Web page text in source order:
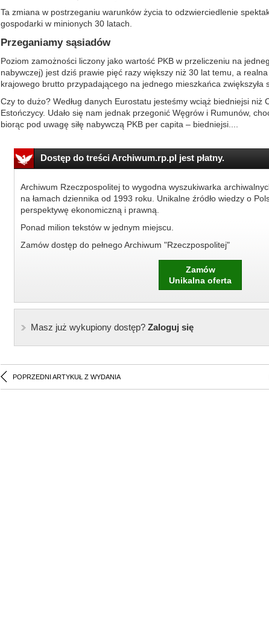
Ta zmiana w postrzeganiu warunków życia to odzwierciedlenie
gospodarki w minionych 30 latach.
Przeganiamy sąsiadów
Poziom zamożności liczony jako wartość PKB w przeliczeniu na
nabywczej) jest dziś prawie pięć razy większy niż 30 lat temu, a
krajowego brutto przypadającego na jednego mieszkańca zwiększyła
Czy to dużo? Według danych Eurostatu jesteśmy wciąż biedniejsi niż
Estończycy. Udało się nam jednak przegonić Węgrów i Rumunów,
biorąc pod uwagę siłę nabywczą PKB per capita – biedniejsi....
Dostęp do treści Archiwum.rp.pl jest płatny.
Archiwum Rzeczpospolitej to wygodna wyszukiwarka
na łamach dziennika od 1993 roku. Unikalne źródło wiedzy o
perspektywę ekonomiczną i prawną.
Ponad milion tekstów w jednym miejscu.
Zamów dostęp do pełnego Archiwum "Rzeczpospolitej"
Zamów
Unikalna oferta
Masz już wykupiony dostęp?Zaloguj się
POPRZEDNI ARTYKUŁ Z WYDANIA